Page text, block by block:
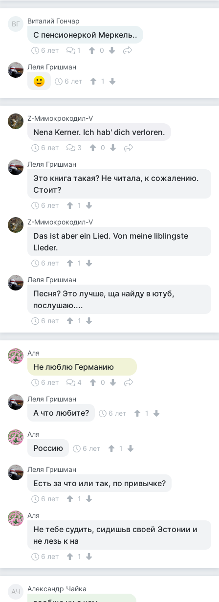
ВГ Виталий Гончар
С пенсионеркой Меркель..
6 лет 1
0
Леля Гришман
6 лет
1
Z-Мимокрокодил-V
Nena Kerner. Ich hab' dich verloren.
6 лет 3
0
Леля Гришман
Это книга такая? Не читала, к сожалению.
Стоит?
6 лет
1
Z-Мимокрокодил-V
Das ist aber ein Lied. Von meine liblingste
LIeder.
6 лет
1
Леля Гришман
Песня? Это лучше, ща найду в ютуб,
послушаю....
6 лет 1
Аля
Не люблю Германию
6 лет 4
0
Леля Гришман
А что любите? 6 лет 1
Аля
Россию 6 лет 1
Леля Гришман
Есть за что или так, по привычке?
6 лет
1
Аля
Не тебе судить, сидишьв своей Эстонии и
не лезь к на
6 лет 1
АЧ Александр Чайка